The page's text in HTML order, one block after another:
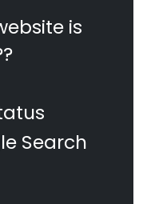
is
Search